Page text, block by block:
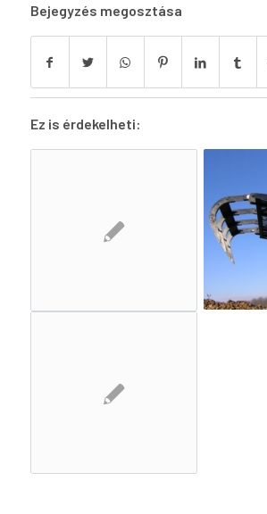
Bejegyzés megosztása
Ez is érdekelheti: